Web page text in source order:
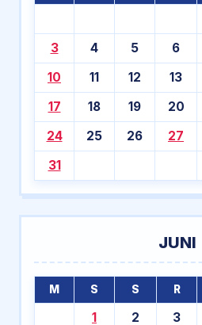
3
4 5 6
10
11 12 13
17
18 19 20
24
25 26 27
31
JUNI
M S S R
1 2 3